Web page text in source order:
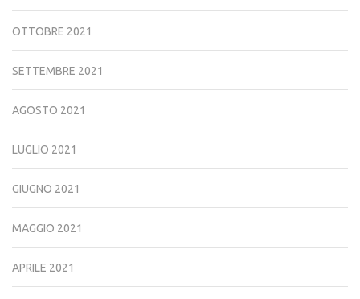
OTTOBRE 2021
SETTEMBRE 2021
AGOSTO 2021
LUGLIO 2021
GIUGNO 2021
MAGGIO 2021
APRILE 2021